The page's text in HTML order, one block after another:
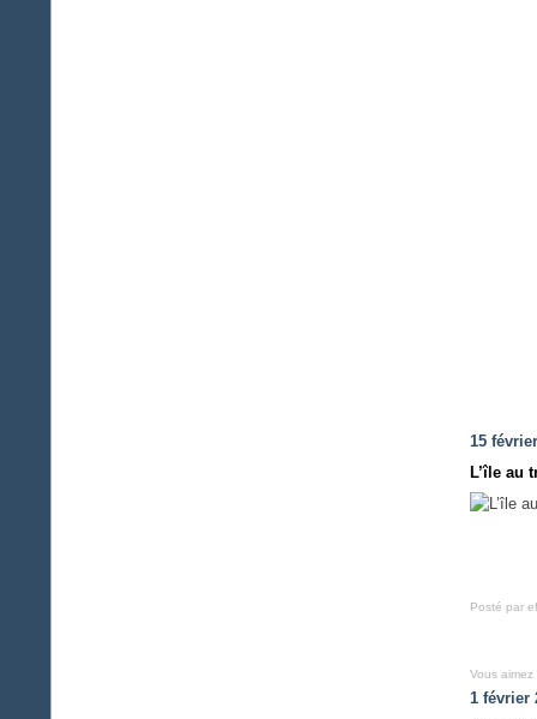
15
L’île au
Posté par
Vous aimez
1 février